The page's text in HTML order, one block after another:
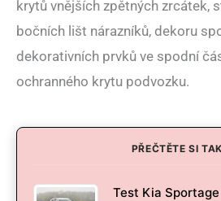
krytů vnějších zpětných zrcátek,
bočních lišt nárazníků, dekoru
dekorativních prvků ve spodní
ochranného krytu podvozku.
PŘEČTĚTE SI
Test Kia Sportage